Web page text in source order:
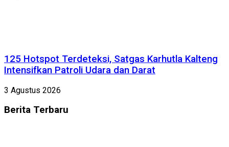
125 Hotspot Terdeteksi, Satgas Karhutla Kalteng
Intensifkan Patroli Udara dan Darat
3 Agustus 2026
Berita Terbaru